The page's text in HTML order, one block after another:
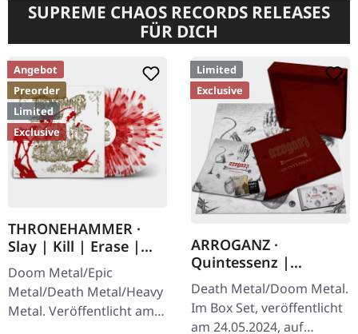
SUPREME CHAOS RECORDS RELEASES
FÜR DICH
Angebot
Preorder
Limited
Exclusive
THRONEHAMMER ·
Slay | Kill | Erase |
BLOOD SPLATTER 2LP
Doom Metal/Epic
Metal/Death Metal/Heavy
Metal. Veröffentlicht am
Limited
Exclusive
ARROGANZ ·
Quintessenz |
WOODEN BOX SET
Death Metal/Doom Metal.
Im Box Set, veröffentlicht
am 24.05.2024, auf